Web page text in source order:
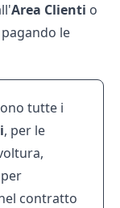
Area Clienti o
le
tutte i
, per le
contratto